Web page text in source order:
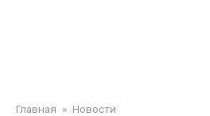
Главная » Новости